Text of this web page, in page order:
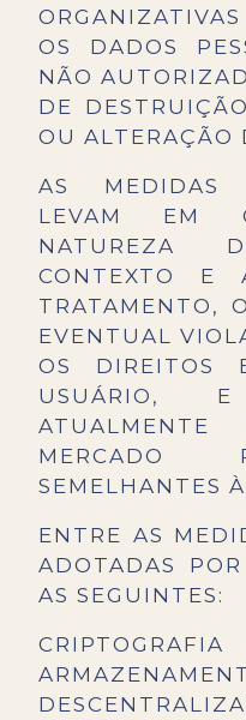
OS DADOS
NÃO
DE
OU ALTERAÇÃO
AS MEDIDAS
LEVAM EM
NATUREZA
CONTEXTO E
TRATAMENTO,
EVENTUAL
OS DIREITOS
USUÁRIO,
ATUALMENTE
MERCADO
SEMELHANTES
ENTRE AS
ADOTADAS
AS SEGUINTES:
CRIPTOGRAFIA